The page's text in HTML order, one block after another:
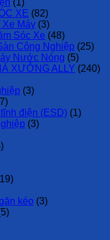
XE (82)
Xe Máy (3)
Sóc Xe (48)
Công Nghiệp (25)
Nước Nóng (5)
XƯỞNG ALLY (240)
(3)
điện (ESD) (1)
(3)
kéo (3)